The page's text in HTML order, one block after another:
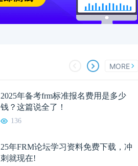
MORE
2025年备考frm标准报名费用是多少
钱？这篇说全了！
136
25年FRM论坛学习资料免费下载，冲
刺就现在!